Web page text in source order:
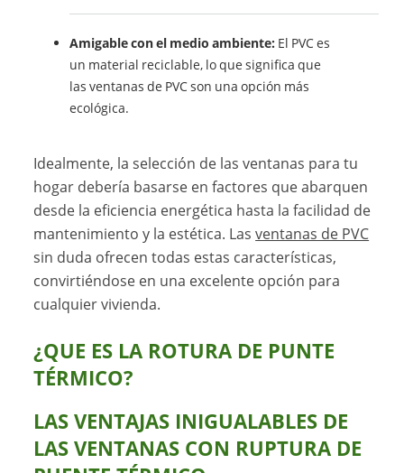
Amigable con el medio ambiente: El PVC es
un material reciclable, lo que significa que
las ventanas de PVC son una opción más
ecológica.
Idealmente, la selección de las ventanas para tu
hogar debería basarse en factores que abarquen
desde la eficiencia energética hasta la facilidad de
mantenimiento y la estética. Lasventanas de PVC
sin duda ofrecen todas estas características,
convirtiéndose en una excelente opción para
cualquier vivienda.
¿QUE ES LA ROTURA DE PUNTE
TÉRMICO?
LAS VENTAJAS INIGUALABLES DE
LAS VENTANAS CON RUPTURA DE